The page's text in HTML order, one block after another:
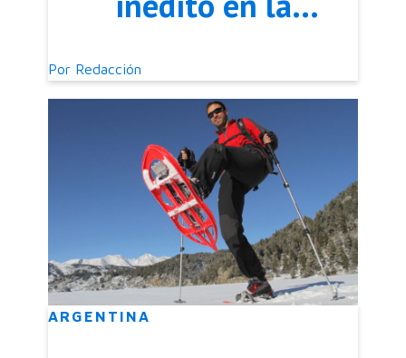
Patagonia
Por Redacción
ARGENTINA